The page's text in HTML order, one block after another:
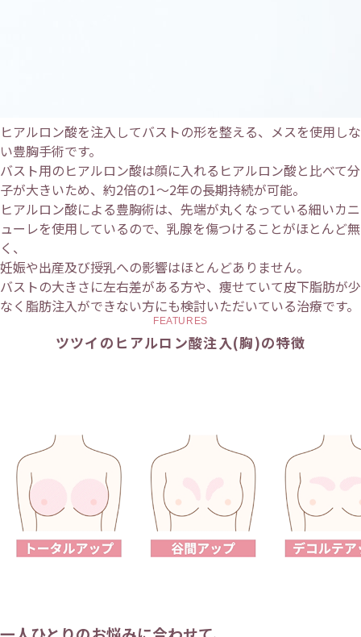
ヒアルロン酸を注入してバストの形を整える、メスを使用しな
い豊胸手術です。
バスト用のヒアルロン酸は顔に入れるヒアルロン酸と比べて分
子が大きいため、約2倍の1〜2年の長期持続が可能。
ヒアルロン酸による豊胸術は、先端が丸くなっている細いカニ
ューレを使用しているので、乳腺を傷つけることがほとんど無
く、
妊娠や出産及び授乳への影響はほとんどありません。
バストの大きさに左右差がある方や、痩せていて皮下脂肪が少
なく脂肪注入ができない方にも検討いただいている治療です。
FEATURES
ツツイのヒアルロン酸注入(胸)の特徴